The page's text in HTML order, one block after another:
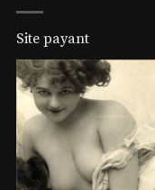
Site payant